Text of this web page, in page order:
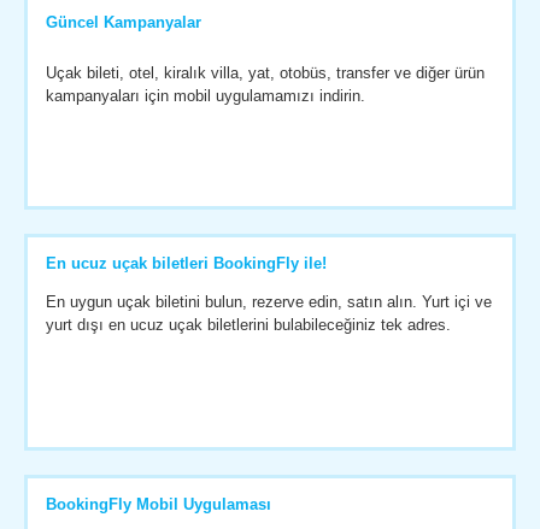
Güncel Kampanyalar
Uçak bileti, otel, kiralık villa, yat, otobüs, transfer ve diğer ürün
kampanyaları için mobil uygulamamızı indirin.
En ucuz uçak biletleri BookingFly ile!
En uygun uçak biletini bulun, rezerve edin, satın alın. Yurt içi ve
yurt dışı en ucuz uçak biletlerini bulabileceğiniz tek adres.
BookingFly Mobil Uygulaması